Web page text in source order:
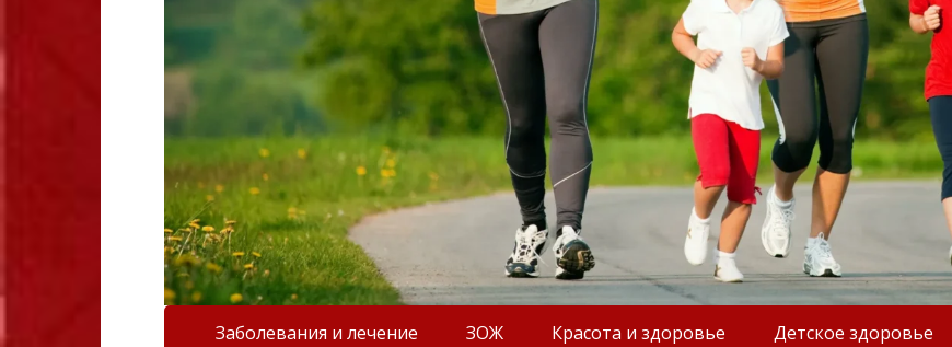
Заболевания и лечение ЗОЖ Красота и здоровье Детское здоровье